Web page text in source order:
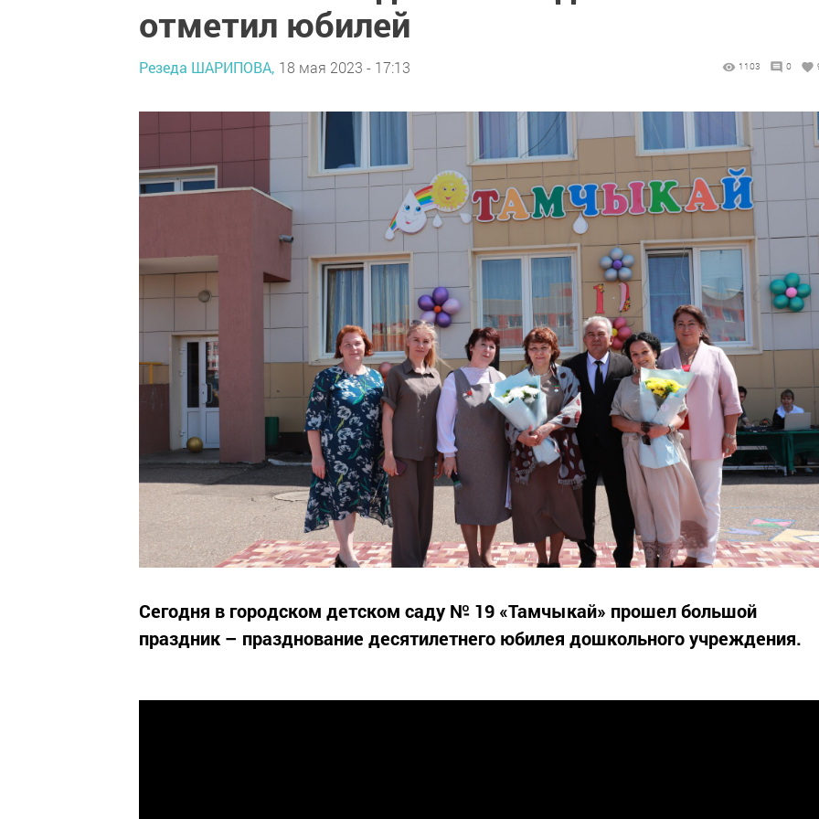
отметил юбилей
Резеда ШАРИПОВА, 18 мая 2023 - 17:13 1103 0
Сегодня в городском детском саду № 19 «Тамчыкай» прошел большой
праздник – празднование десятилетнего юбилея дошкольного учреждения.